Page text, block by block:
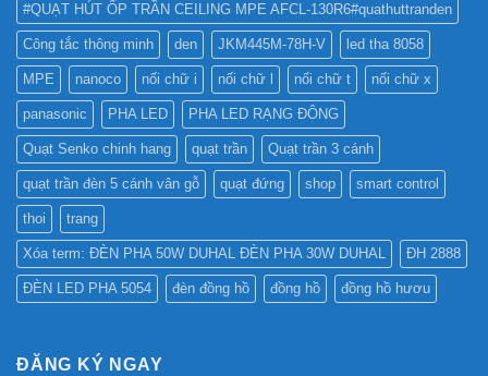
#QUẠT HÚT ỐP TRẦN CEILING MPE AFCL-130R6#quathuttranden
Công tắc thông minh den JKM445M-78H-V led tha 8058
MPE nanoco nối chữ i nối chữ l nối chữ t nối chữ x
panasonic PHA LED PHA LED RẠNG ĐÔNG
Quạt Senko chinh hang quạt trần Quạt trần 3 cánh
quạt trần đèn 5 cánh vân gỗ quạt đứng shop smart control
thoi trang
Xóa term: ĐÈN PHA 50W DUHAL ĐÈN PHA 30W DUHAL ĐH 2888
ĐÈN LED PHA 5054 đèn đồng hồ đồng hồ đồng hồ hươu
ĐĂNG KÝ NGAY